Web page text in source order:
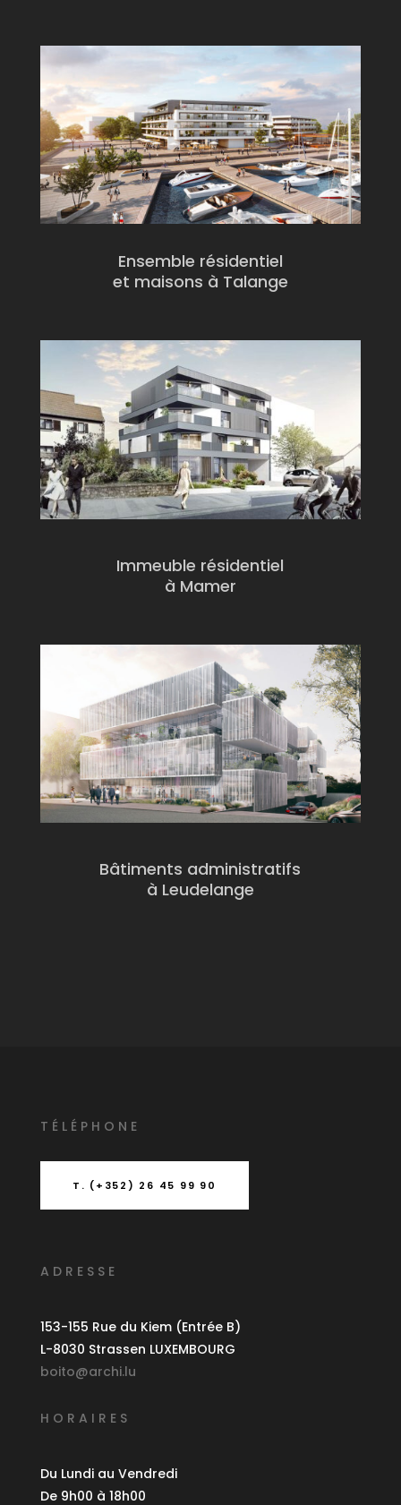
Ensemble résidentiel
et maisons à Talange
Immeuble résidentiel
à Mamer
Bâtiments administratifs
à Leudelange
T É L É PHONE
T. (+352) 26 45 99 90
ADRESSE
153-155 Rue du Kiem (Entrée B)
L-8030 Strassen LUXEMBOURG
boito@archi.lu
HORAIRES
Du Lundi au Vendredi
De 9h00 à 18h00